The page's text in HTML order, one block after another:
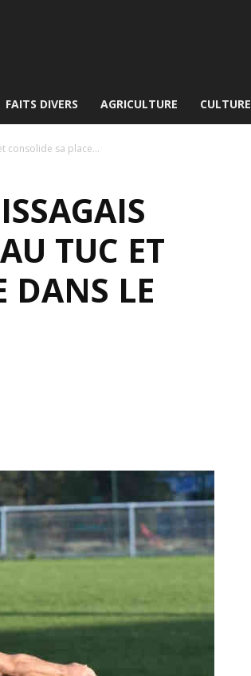
FAITS DIVERS AGRICULTURE CULTURE
consolide sa place...
TUC ET
DANS LE